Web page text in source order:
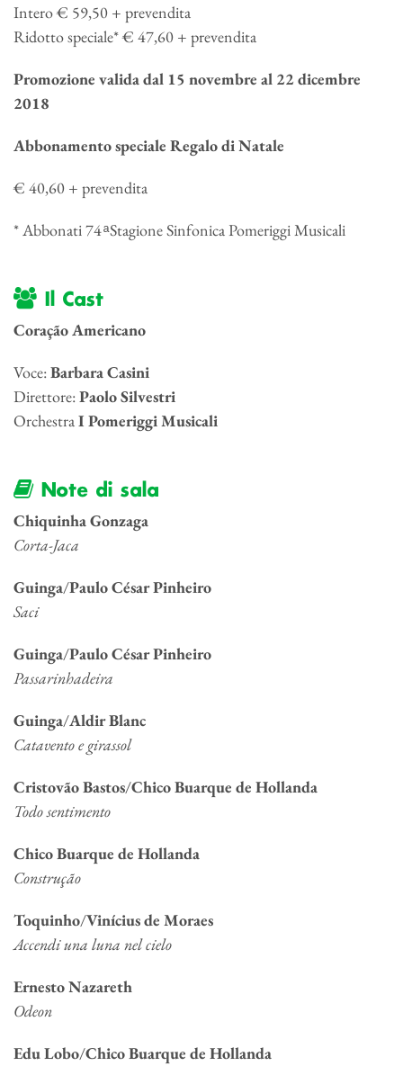
Intero € 59,50 + prevendita
Ridotto speciale* € 47,60 + prevendita
Promozione valida dal 15 novembre al 22 dicembre
2018
Abbonamento speciale Regalo di Natale
€ 40,60 + prevendita
* Abbonati 74 ͣ Stagione Sinfonica Pomeriggi Musicali
Il Cast
Coração Americano
Voce:Barbara Casini
Direttore:Paolo Silvestri
OrchestraI Pomeriggi Musicali
Note di sala
Chiquinha Gonzaga
Corta-Jaca
Guinga/Paulo César Pinheiro
Saci
Guinga/Paulo César Pinheiro
Passarinhadeira
Guinga/Aldir Blanc
Catavento e girassol
Cristovão Bastos/Chico Buarque de Hollanda
Todo sentimento
Chico Buarque de Hollanda
Construção
Toquinho/Vinícius de Moraes
Accendi una luna nel cielo
Ernesto Nazareth
Odeon
Edu Lobo/Chico Buarque de Hollanda